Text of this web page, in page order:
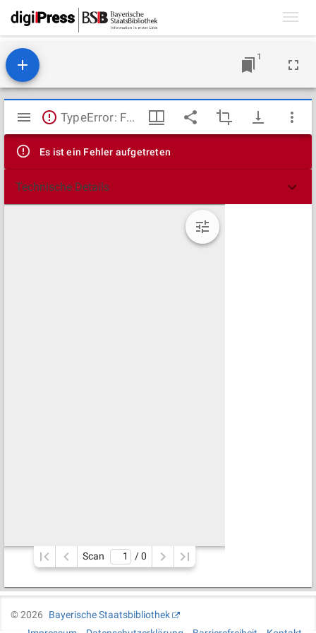
1
Mirador
Viewer
TypeError: Failed to fetch
Es ist ein Fehler aufgetreten
Technische Details
Scan / 0
©2026
Bayerische Staatsbibliothek